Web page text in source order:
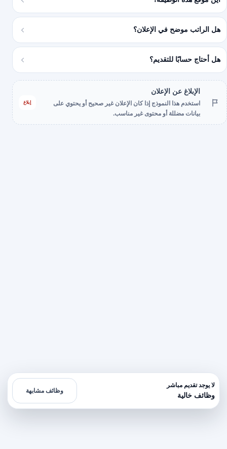
هل الراتب موضح في الإعلان؟
هل أحتاج حسابًا للتقديم؟
الإبلاغ عن الإعلان
استخدم هذا النموذج إذا كان الإعلان غير صحيح أو يحتوي على
بيانات مضللة أو محتوى غير مناسب.
إبلاغ
لا يوجد تقديم مباشر
وظائف خالية
وظائف مشابهة